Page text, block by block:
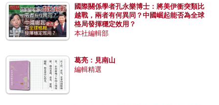
國際關係學者孔永樂博士：將美伊衝突類比
越戰，兩者有何異同？中國崛起能否為全球
格局發揮穩定效用？
本社編輯部
葛亮：見南山
編輯精選